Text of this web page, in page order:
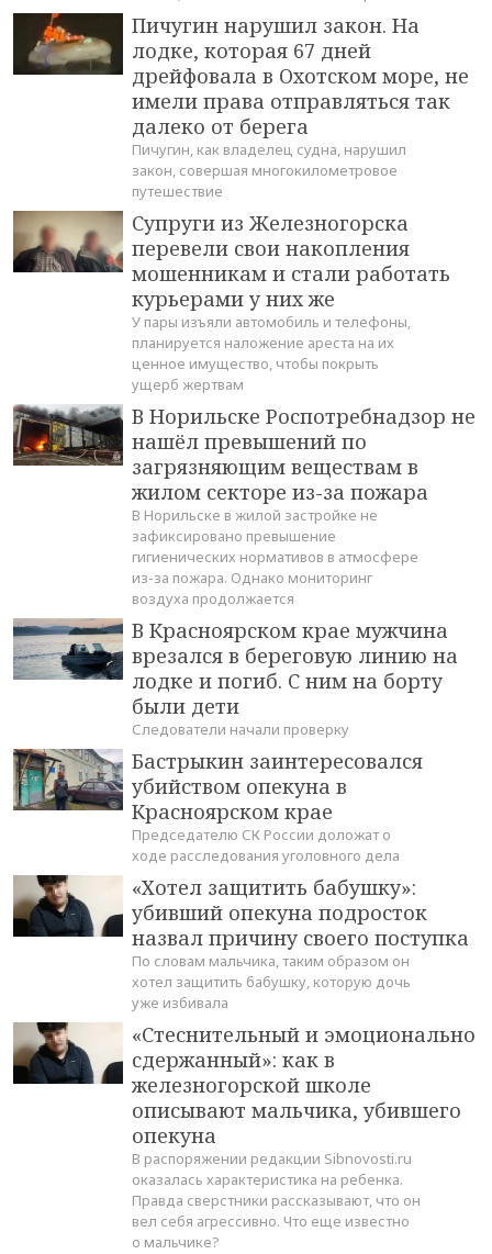
Пичугин нарушил закон. На
лодке, которая 67 дней
дрейфовала в Охотском море, не
имели права отправляться так
далеко от берега
Пичугин, как владелец судна, нарушил
закон, совершая многокилометровое
путешествие
Супруги из Железногорска
перевели свои накопления
мошенникам и стали работать
курьерами у них же
У пары изъяли автомобиль и телефоны,
планируется наложение ареста на их
ценное имущество, чтобы покрыть
ущерб жертвам
В Норильске Роспотребнадзор не
нашёл превышений по
загрязняющим веществам в
жилом секторе из-за пожара
В Норильске в жилой застройке не
зафиксировано превышение
гигиенических нормативов в атмосфере
из-за пожара. Однако мониторинг
воздуха продолжается
В Красноярском крае мужчина
врезался в береговую линию на
лодке и погиб. С ним на борту
были дети
Следователи начали проверку
Бастрыкин заинтересовался
убийством опекуна в
Красноярском крае
Председателю СК России доложат о
ходе расследования уголовного дела
«Хотел защитить бабушку»:
убивший опекуна подросток
назвал причину своего поступка
По словам мальчика, таким образом он
хотел защитить бабушку, которую дочь
уже избивала
«Стеснительный и эмоционально
сдержанный»: как в
железногорской школе
описывают мальчика, убившего
опекуна
В распоряжении редакции Sibnovosti.ru
оказалась характеристика на ребенка.
Правда сверстники рассказывают, что он
вел себя агрессивно. Что еще известно
о мальчике?